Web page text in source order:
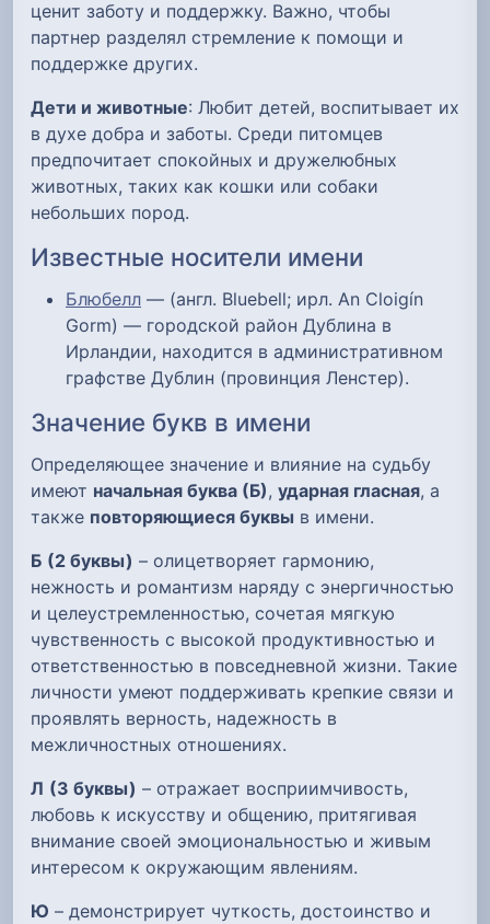
ценит заботу и поддержку. Важно, чтобы
партнер разделял стремление к помощи и
поддержке других.
Дети и животные: Любит детей, воспитывает их
в духе добра и заботы. Среди питомцев
предпочитает спокойных и дружелюбных
животных, таких как кошки или собаки
небольших пород.
Известные носители имени
Блюбелл — (англ. Bluebell; ирл. An Cloigín
Gorm) — городской район Дублина в
Ирландии, находится в административном
графстве Дублин (провинция Ленстер).
Значение букв в имени
Определяющее значение и влияние на судьбу
имеют начальная буква (Б), ударная гласная, а
также повторяющиеся буквы в имени.
Б (2 буквы) – олицетворяет гармонию,
нежность и романтизм наряду с энергичностью
и целеустремленностью, сочетая мягкую
чувственность с высокой продуктивностью и
ответственностью в повседневной жизни. Такие
личности умеют поддерживать крепкие связи и
проявлять верность, надежность в
межличностных отношениях.
Л (3 буквы) – отражает восприимчивость,
любовь к искусству и общению, притягивая
внимание своей эмоциональностью и живым
интересом к окружающим явлениям.
Ю – демонстрирует чуткость, достоинство и